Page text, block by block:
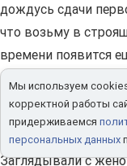
дождусь сдачи
что возьму в
времени появится
ЖК "Метрополия"
Vlad Gusev
Заглядывали с
Мы используем
корректной работы
придерживаемся
персональных данных